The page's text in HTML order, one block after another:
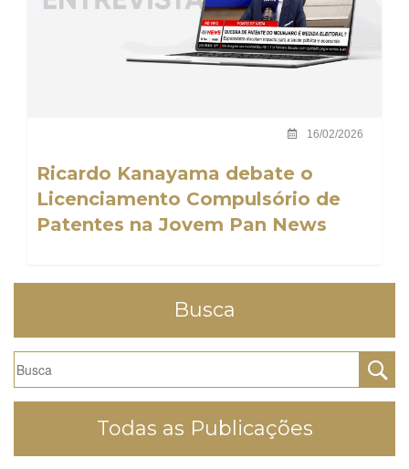
16/02/2026
Ricardo Kanayama debate o
Licenciamento Compulsório de
Patentes na Jovem Pan News
Busca
Todas as Publicações